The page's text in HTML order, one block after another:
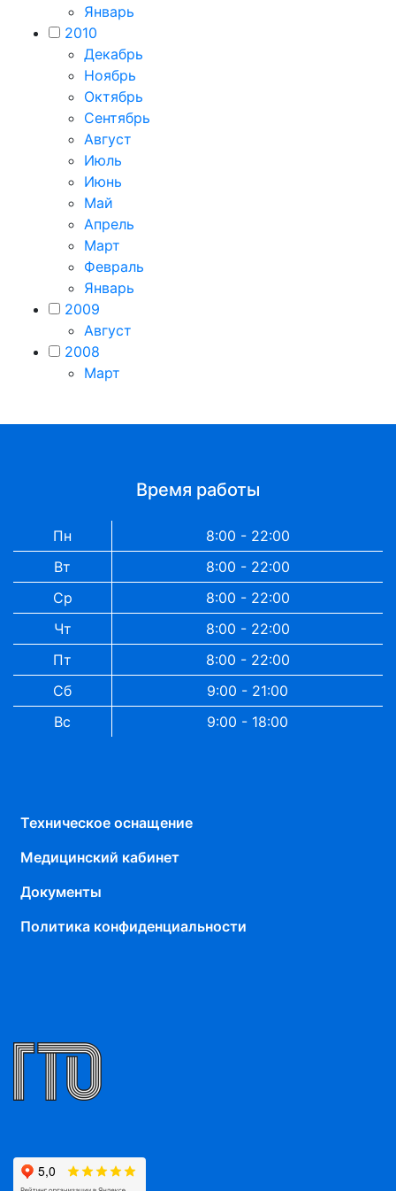
Январь
2010
Декабрь
Ноябрь
Октябрь
Сентябрь
Август
Июль
Июнь
Май
Апрель
Март
Февраль
Январь
2009
Август
2008
Март
Время работы
Пн
8:00 - 22:00
Вт
8:00 - 22:00
Ср
8:00 - 22:00
Чт
8:00 - 22:00
Пт
8:00 - 22:00
Сб
9:00 - 21:00
Вс
9:00 - 18:00
Техническое оснащение
Медицинский кабинет
Документы
Политика конфиденциальности